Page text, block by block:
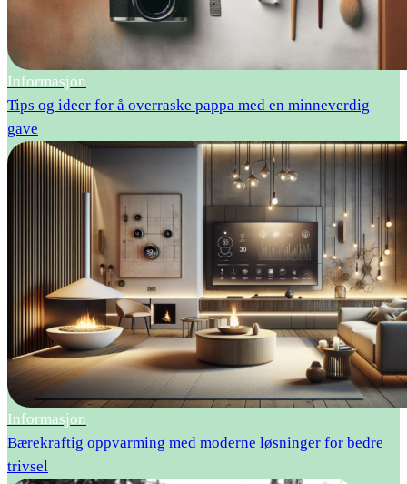
Informasjon
Tips og ideer for å overraske pappa med en minneverdig
gave
Informasjon
Bærekraftig oppvarming med moderne løsninger for bedre
trivsel